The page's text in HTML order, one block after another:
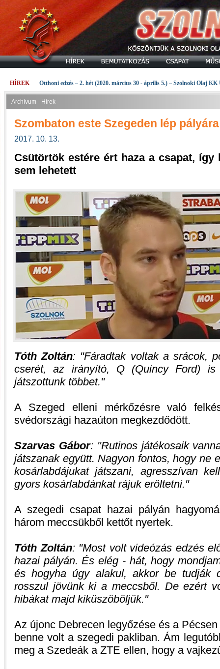
HÍREK Otthoni edzés – 2. hét (2020. március 30 - április 5.) – Szolnoki Olaj KK
Archívum - Hírek
Szombaton este Szegeden lép
2017. 10. 13.
Csütörtök estére ért haza a csapat,
sem lehetett
Tóth Zoltán:
Fáradtak voltak a srácok,
cserét, az irányító, Q (Quincy Ford)
játszottunk többet.
A Szeged elleni mérkőzésre való
svédországi hazaúton megkezdődött.
Szarvas Gábor:
Rutinos játékosaik
játszanak együtt. Nagyon fontos, hogy ne
kosárlabdájukat játszani, agresszívan
gyors kosárlabdánkat rájuk erőltetni.
A szegedi csapat hazai pályán
három meccsükből kettőt nyertek.
Tóth Zoltán:
Most volt videózás edzés
hazai pályán. És elég - hát, hogy
és hogyha úgy alakul, akkor be tudják
rosszul jövünk ki a meccsből. De ezért
hibákat majd kiküszöböljük.
Az újonc Debrecen legyőzése és a
benne volt a szegedi pakliban. Ám
meg a Szedeák a ZTE ellen, hogy a